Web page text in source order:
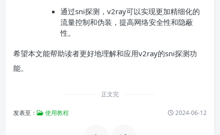
通过sni探测，v2ray可以实现更加精细化的
流量控制和伪装，提高网络安全性和隐蔽
性。
希望本文能帮助读者更好地理解和应用v2ray的sni探测功
能。
正文完
发表至： 使用教程 2024-06-12